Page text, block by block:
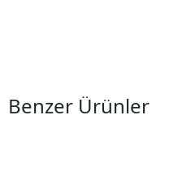
Benzer Ürünler